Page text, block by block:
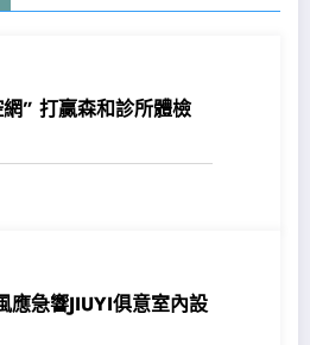
” 打贏森和診所體檢
應急響JIUYI俱意室內設